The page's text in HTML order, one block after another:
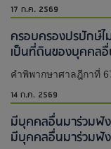
17 ก.ค. 2569
ครอบครองปรปักษ์ไ
เป็นที่ดินของบุคคล
คำพิพากษาศาลฎีกาที่
14 ก.ค. 2569
มีบุคคลอื่นมาร่วมฟั
มีบุคคลอื่นมาร่วมฟั